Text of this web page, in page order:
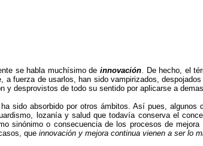
se habla muchísimo de innovación. De hecho, el
a fuerza de usarlos, han sido vampirizados,
y desprovistos de todo su sentido por aplicarse a
ha sido absorbido por otros ámbitos. Así pues, algunos
lozanía y salud que todavía conserva el
sinónimo o consecuencia de los procesos de mejora
queinnovación y mejora continua vienen a ser lo